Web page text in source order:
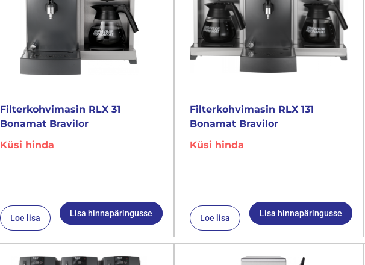
Filterkohvimasin RLX 31
Bonamat Bravilor
Küsi hinda
Loe lisa Lisa hinnapäringusse
Filterkohvimasin RLX 131
Bonamat Bravilor
Küsi hinda
Loe lisa Lisa hinnapäringusse